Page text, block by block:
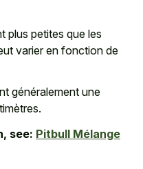
plus petites que les
varier en fonction de
généralement une
see: Pitbull Mélange